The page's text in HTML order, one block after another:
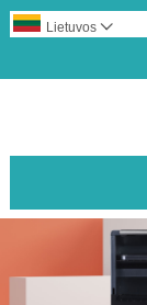
Lietuvos 